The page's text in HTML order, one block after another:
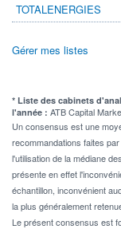
TOTALENERGIES
Gérer mes listes
* Liste des cabinets
l'année : ATB Capital
Un consensus est une
recommandations faites
l'utilisation de la médiane
présente en effet
échantillon, inconvénient
la plus généralement
Le présent consensus est